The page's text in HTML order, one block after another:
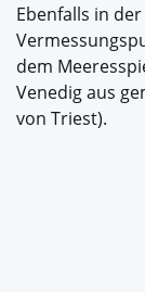
Ebenfalls in
dem
Venedig aus
von Triest).